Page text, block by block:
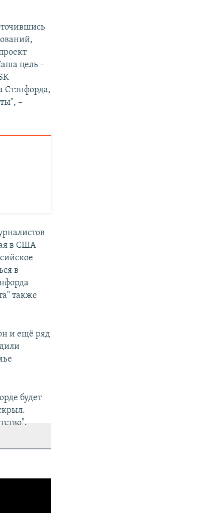
цель –
Стэнфорда,
–
в США
в
также
и ещё ряд
будет